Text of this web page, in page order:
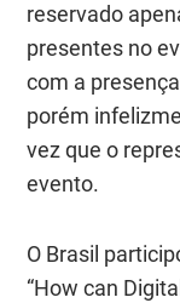
reservado
presentes no
com a
porém
vez que o
evento.
O Brasil
“How can